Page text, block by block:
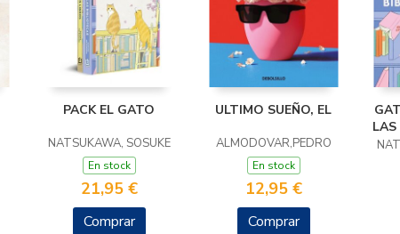
PACK EL GATO
NATSUKAWA, SOSUKE
En stock
21,95 €
Comprar
ULTIMO SUEÑO, EL
ALMODOVAR,PEDRO
En stock
12,95 €
Comprar
LAS